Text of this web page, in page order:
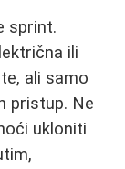
sprint.
ili
ali samo
pristup. Ne
ukloniti